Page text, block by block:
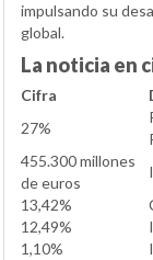
impulsando su
global.
La noticia en
Cifra
27%
455.300 millones
de euros
13,42%
12,49%
1,10%